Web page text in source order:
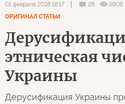
01 февраля 2018 18:17 28
9808
ОРИГИНАЛ СТАТЬИ
этническая
Украины
Дерусификация Украины